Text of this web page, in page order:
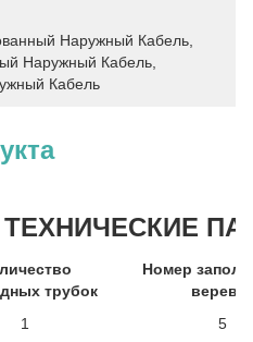
Наружный Кабель
Наружный Кабель
Кабель
ТЕХНИЧЕСКИЕ
трубок
Номер
1 5